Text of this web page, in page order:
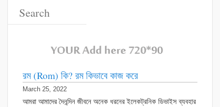
রম (Rom) কি? রম কিভাবে কাজ করে
March 25, 2022
আমরা আমাদের দৈনন্দিন জীবনে অনেক ধরনের ইলেকট্রনিক ডিভাইস ব্যবহার